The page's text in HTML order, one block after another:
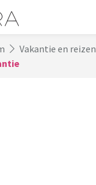
Vakantie en reizen